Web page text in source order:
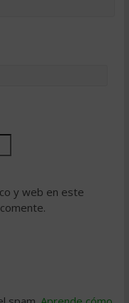
y web en este